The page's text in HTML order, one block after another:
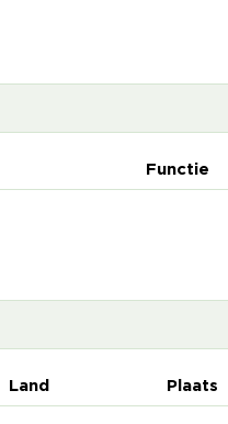
Functie
Land Plaats